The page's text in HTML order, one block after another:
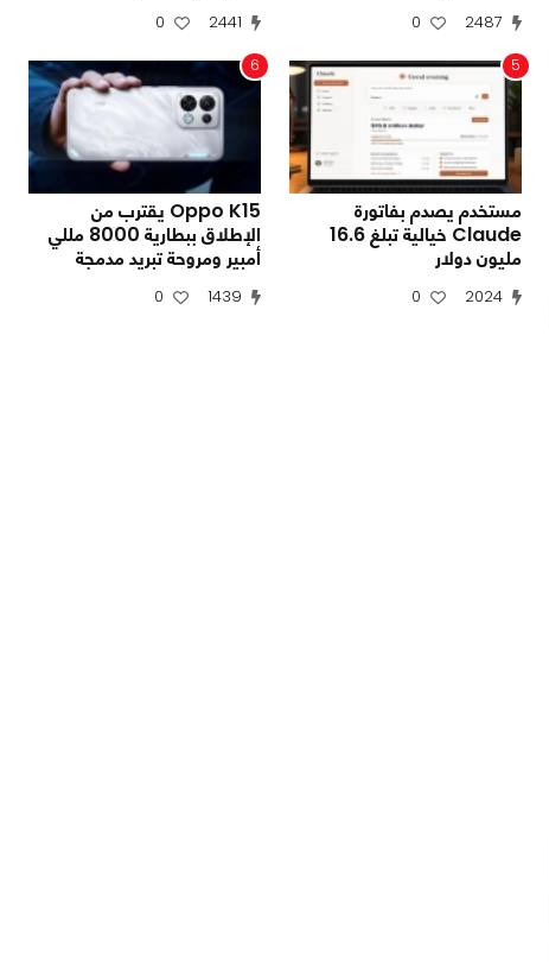
2487
0
2441
0
5
مستخدم يصدم بفاتورة
Claude خيالية تبلغ 16.6
مليون دولار
2024
0
6
Oppo K15 يقترب من
الإطلاق ببطارية 8000 مللي
أمبير ومروحة تبريد مدمجة
1439
0